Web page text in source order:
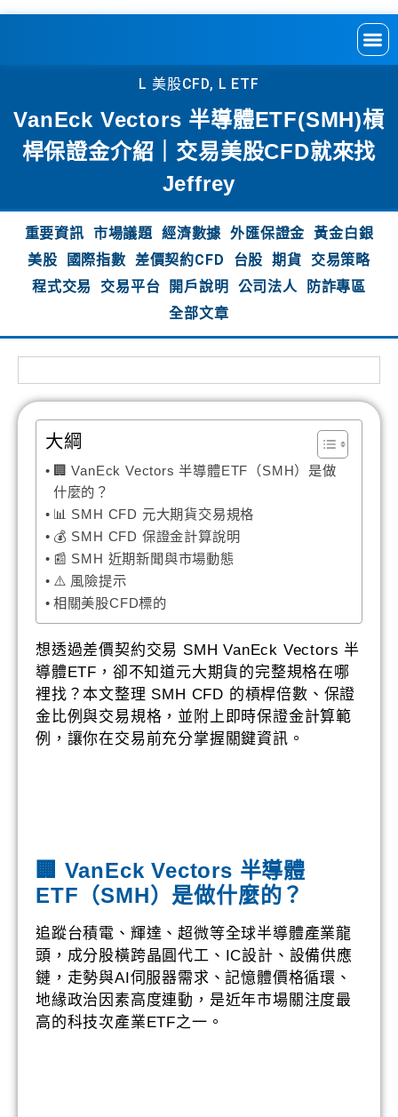
L 美股CFD, L ETF
VanEck Vectors 半導體ETF(SMH)槓
桿保證金介紹｜交易美股CFD就來找
Jeffrey
重要資訊 市場議題 經濟數據 外匯保證金 黃金白銀
美股
國際指數 差價契約CFD 台股 期貨
交易策略
程式交易
交易平台 開戶說明 公司法人
防詐專區
全部文章
大綱
🏢 VanEck Vectors 半導體ETF（SMH）是做
什麼的？
📊 SMH CFD 元大期貨交易規格
💰 SMH CFD 保證金計算說明
📰 SMH 近期新聞與市場動態
⚠️ 風險提示
相關美股CFD標的
想透過差價契約交易 SMH VanEck Vectors 半
導體ETF，卻不知道元大期貨的完整規格在哪
裡找？本文整理 SMH CFD 的槓桿倍數、保證
金比例與交易規格，並附上即時保證金計算範
例，讓你在交易前充分掌握關鍵資訊。
🏢 VanEck Vectors 半導體
ETF（SMH）是做什麼的？
追蹤台積電、輝達、超微等全球半導體產業龍
頭，成分股橫跨晶圓代工、IC設計、設備供應
鏈，走勢與AI伺服器需求、記憶體價格循環、
地緣政治因素高度連動，是近年市場關注度最
高的科技次產業ETF之一。